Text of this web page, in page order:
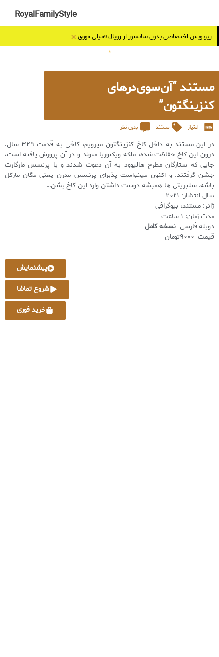
RoyalFamilyStyle
زیرنویس اختصاصی بدون سانسور از رویال فمیلی مووی×
مستند “آن‌سوی‌درهای
کنزینگتون”
- امتیاز مستند بدون نظر
در این مستند به داخل کاخ کنزینگتون میرویم، کاخی به قدمت ۳۲۹ سال.
درون این کاخ حفاظت شده، ملکه ویکتوریا متولد و در آن پرورش یافته است،
جایی که ستارگان مطرح هالیوود به آن دعوت شدند و با پرنسس مارگارت
جشن گرفتند. و اکنون میخواست پذیرای پرنسس مدرن یعنی مگان مارکل
باشه. سلبریتی ها همیشه دوست داشتن وارد این کاخ بشن…
سال انتشار: ۲۰۲۱
ژانر: مستند، بیوگرافی
مدت زمان: ۱ ساعت
دوبله فارسی-نسخه کامل
قیمت: ۹۰۰۰تومان
پیشنمایش
شروع تماشا
خرید فوری